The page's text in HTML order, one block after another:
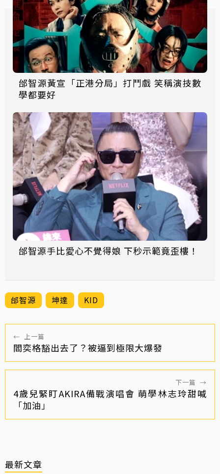
邰智源黃宣「正港分局」打鬥戲 笑稱演技數
學都要好
邰智源手比愛心不覺得娘 下秒示範竟歪樓！
邰智源 坤達 KID
← 上一篇
閻奕格豁出去了？被逼到極限大爆發
下一篇 →
4歲兒緊盯AKIRA備戰演唱會 萌學林志玲甜喊
「加油」
最新文章